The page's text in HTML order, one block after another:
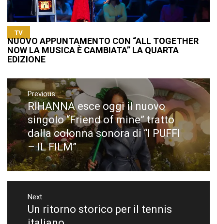
TV
NUOVO APPUNTAMENTO CON “ALL TOGETHER
NOW LA MUSICA È CAMBIATA” LA QUARTA
EDIZIONE
Navigazione
articoli
Previous
Previous
post:
RIHANNA esce oggi il nuovo
singolo “Friend of mine” tratto
dalla colonna sonora di “I PUFFI
– IL FILM”
Next
Next
post:
Un ritorno storico per il tennis